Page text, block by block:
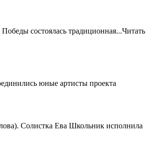
состоялась традиционная...Читать
юные артисты проекта
Солистка Ева Школьник исполнила